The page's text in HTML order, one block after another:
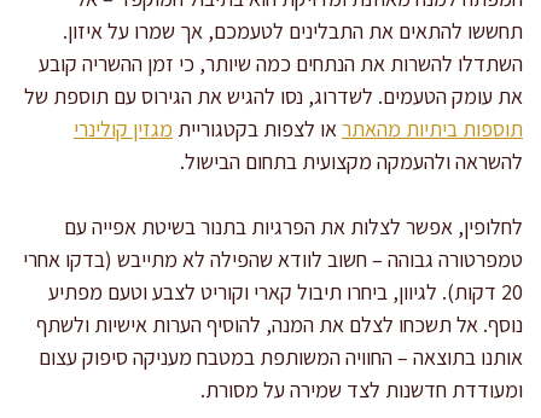
תחששו להתאים את התבלינים לטעמכם, אך שמרו על איזון.
השתדלו להשרות את הנתחים כמה שיותר, כי זמן ההשריה קובע
את עומק הטעמים. לשדרוג, נסו להגיש את הגירוס עם תוספת של
תוספות ביתיות מהאתר או לצפות בקטגוריית מגזין קולינרי
להשראה ולהעמקה מקצועית בתחום הבישול.
לחלופין, אפשר לצלות את הפרגיות בתנור בשיטת אפייה עם
טמפרטורה גבוהה – חשוב לוודא שהפילה לא מתייבש (בדקו אחרי
20 דקות). לגיוון, ביחרו תיבול קארי וקוריט לצבע וטעם מפתיע
נוסף. אל תשכחו לצלם את המנה, להוסיף הערות אישיות ולשתף
אותנו בתוצאה – החוויה המשותפת במטבח מעניקה סיפוק עצום
ומעודדת חדשנות לצד שמירה על מסורת.